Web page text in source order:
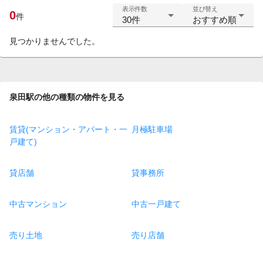
0件
表示件数
30件
並び替え
おすすめ順
見つかりませんでした。
泉田駅の他の種類の物件を見る
賃貸(マンション・アパート・一
戸建て)
月極駐車場
貸店舗 貸事務所
中古マンション 中古一戸建て
売り土地 売り店舗